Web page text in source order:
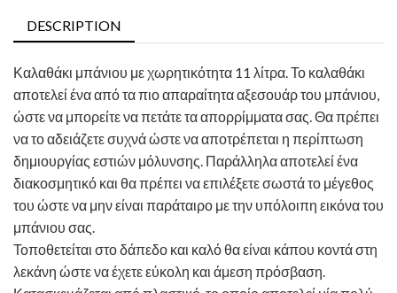
DESCRIPTION
Καλαθάκι μπάνιου με χωρητικότητα 11 λίτρα. Το καλαθάκι
αποτελεί ένα από τα πιο απαραίτητα αξεσουάρ του μπάνιου,
ώστε να μπορείτε να πετάτε τα απορρίμματα σας. Θα πρέπει
να το αδειάζετε συχνά ώστε να αποτρέπεται η περίπτωση
δημιουργίας εστιών μόλυνσης. Παράλληλα αποτελεί ένα
διακοσμητικό και θα πρέπει να επιλέξετε σωστά το μέγεθος
του ώστε να μην είναι παράταιρο με την υπόλοιπη εικόνα του
μπάνιου σας.
Τοποθετείται στο δάπεδο και καλό θα είναι κάπου κοντά στη
λεκάνη ώστε να έχετε εύκολη και άμεση πρόσβαση.